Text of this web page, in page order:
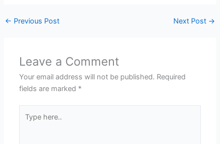
← Previous Post Next Post →
Leave a Comment
Your email address will not be published. Required
fields are marked *
here..